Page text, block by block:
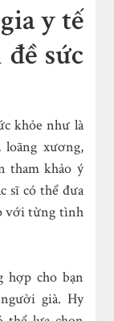
y tế
sức
khỏe như là
xương,
tham khảo ý
sĩ có thể đưa
với từng tình
hợp cho bạn
già. Hy